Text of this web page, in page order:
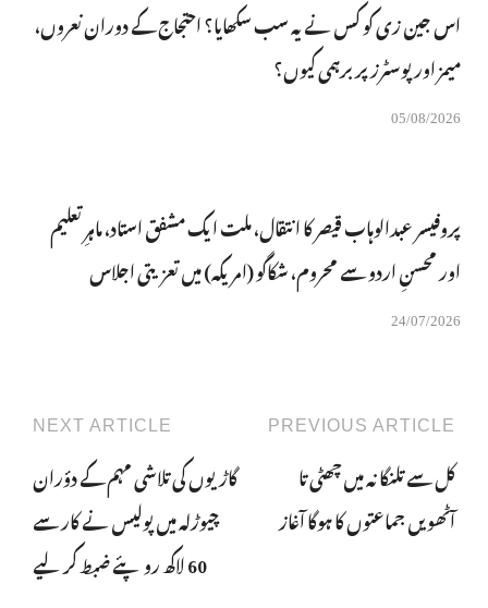
اس جین زی کو کس نے یہ سب سکھایا؟ احتجاج کے دوران نعروں،
میمز اور پوسٹرز پر برہمی کیوں؟
05/08/2026
پروفیسر عبدالوہاب قیصر کا انتقال، ملت ایک مشفق استاد، ماہرِتعلیم
اور محسنِ اردو سے محروم، شکاگو (امریکہ) میں تعزیتی اجلاس
24/07/2026
PREVIOUS ARTICLE
کل سے تلنگانہ میں چھٹی تا
آٹھویں جماعتوں کا ہوگا آغاز
NEXT ARTICLE
گاڑیوں کی تلاشی مہم کے دؤران
چیوڑلہ میں پولیس نے کار سے
60 لاکھ روپئے ضبط کرلیے